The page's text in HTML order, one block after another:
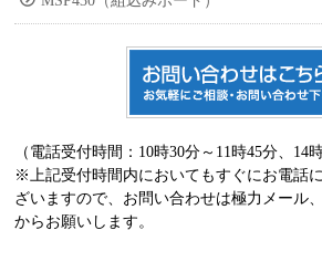
（電話受付時間：10時30分～11時45分、14
※上記受付時間内においてもすぐにお電話
ざいますので、お問い合わせは極力メール
からお願いします。